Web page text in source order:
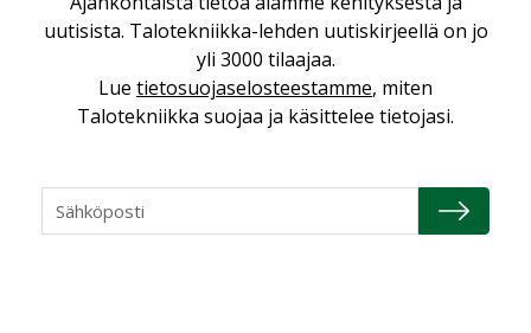
Yli miljoona kotia on vailla toimivaa
ilmanvaihtoa
KOLUMNI
Miten varmistetaan EPD-dokumenteista
KOLUMNI
Vesi- ja viemärimitoittaminen on
uutisista. Talotekniikka-lehden uutiskirjeellä on jo
yli 3000 tilaajaa.
Lue tietosuojaselosteestamme, miten
Talotekniikka suojaa ja käsittelee tietojasi.